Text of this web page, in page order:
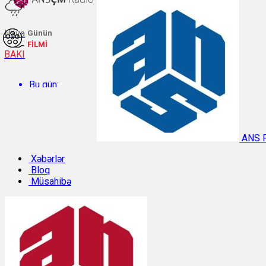
Hava
BAKI
Bu gün:
Temperatur: 27.6°C. Rütubət: 60%.
Sabah:
Günün
FİLMİ
ANS
Xəbərlər
Bloq
Müsahibə